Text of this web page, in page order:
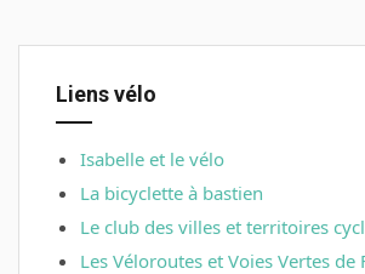
Liens vélo
Isabelle et le vélo
La bicyclette à bastien
Le club des villes et territoires
Les Véloroutes et Voies Vertes de